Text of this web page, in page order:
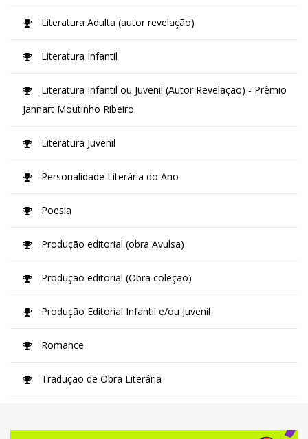
Literatura Adulta (autor revelação)
Literatura Infantil
Literatura Infantil ou Juvenil (Autor Revelação) - Prêmio
Jannart Moutinho Ribeiro
Literatura Juvenil
Personalidade Literária do Ano
Poesia
Produção editorial (obra Avulsa)
Produção editorial (Obra coleção)
Produção Editorial Infantil e/ou Juvenil
Romance
Tradução de Obra Literária